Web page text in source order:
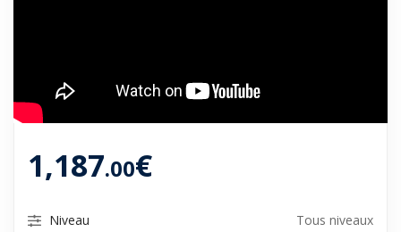
1,187.00€
Niveau Tous niveaux